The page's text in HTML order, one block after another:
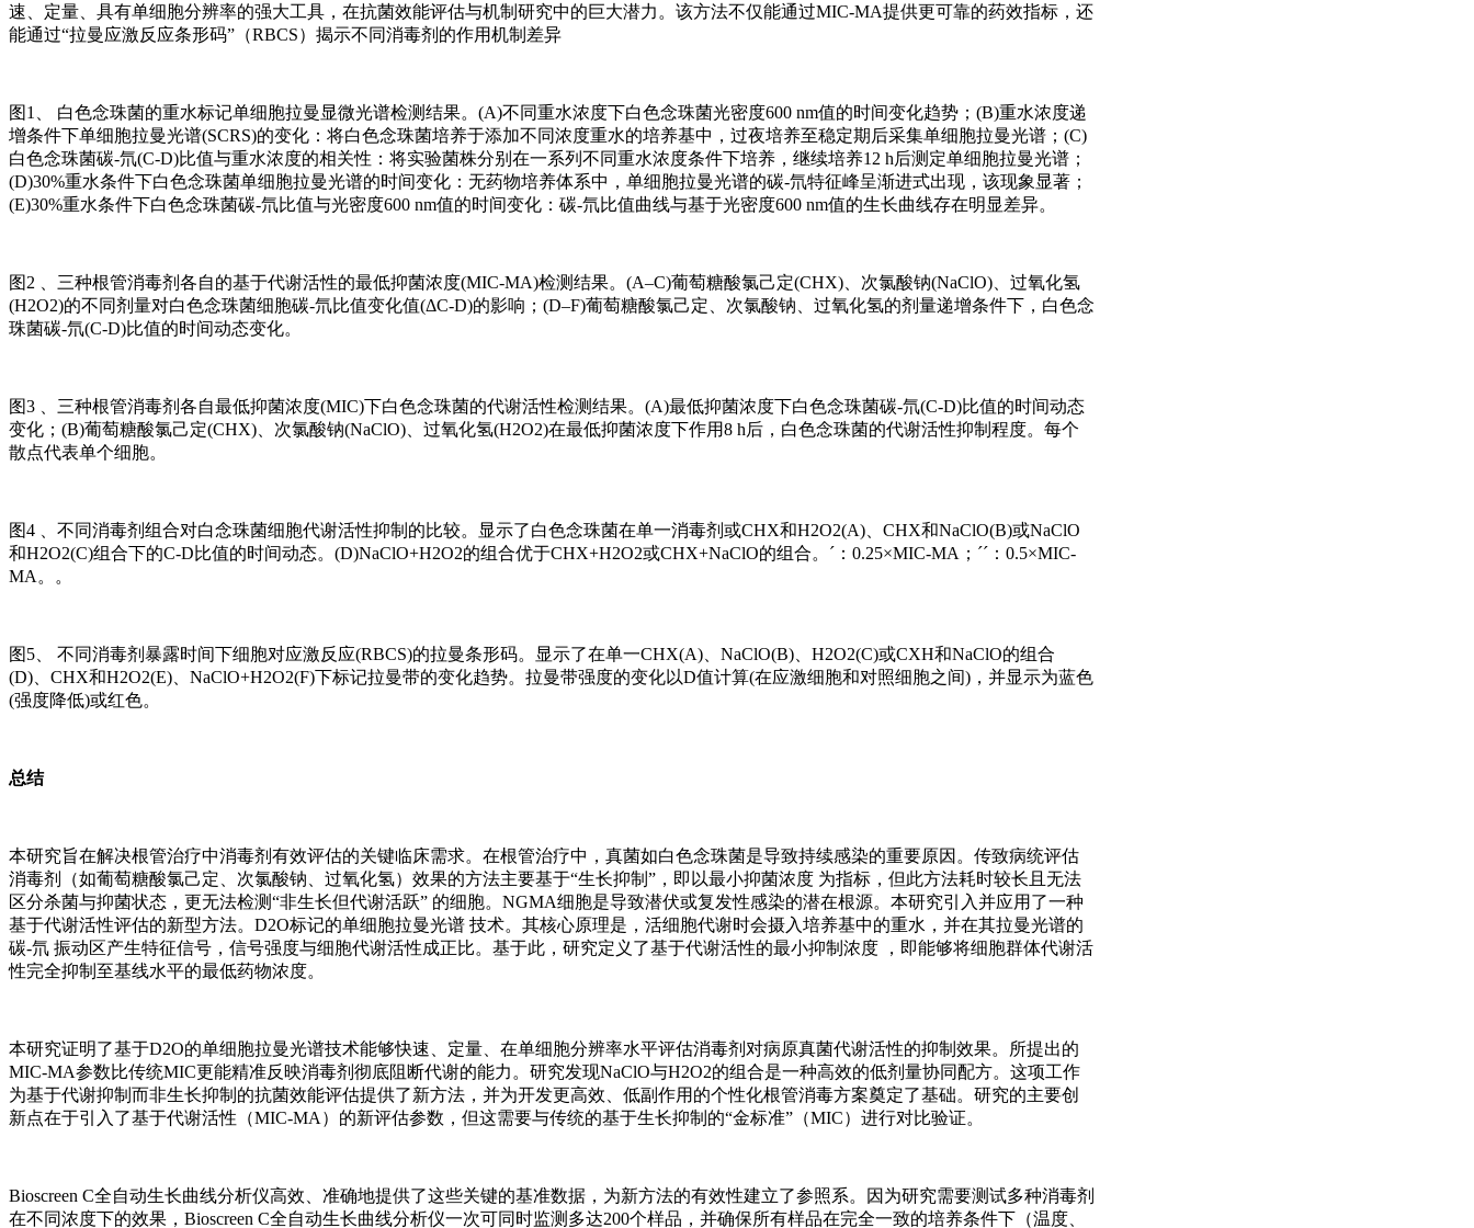
速、定量、具有单细胞分辨率的强大工具，在抗菌效能评估与机制研究中的巨大潜力。该方法不仅能通过MIC-MA提供更可靠的药效指标，还
能通过“拉曼应激反应条形码”（RBCS）揭示不同消毒剂的作用机制差异
图1、 白色念珠菌的重水标记单细胞拉曼显微光谱检测结果。(A)不同重水浓度下白色念珠菌光密度600 nm值的时间变化趋势；(B)重水浓度递
增条件下单细胞拉曼光谱(SCRS)的变化：将白色念珠菌培养于添加不同浓度重水的培养基中，过夜培养至稳定期后采集单细胞拉曼光谱；(C)
白色念珠菌碳-氘(C-D)比值与重水浓度的相关性：将实验菌株分别在一系列不同重水浓度条件下培养，继续培养12 h后测定单细胞拉曼光谱；
(D)30%重水条件下白色念珠菌单细胞拉曼光谱的时间变化：无药物培养体系中，单细胞拉曼光谱的碳-氘特征峰呈渐进式出现，该现象显著；
(E)30%重水条件下白色念珠菌碳-氘比值与光密度600 nm值的时间变化：碳-氘比值曲线与基于光密度600 nm值的生长曲线存在明显差异。
图2 、三种根管消毒剂各自的基于代谢活性的最低抑菌浓度(MIC-MA)检测结果。(A–C)葡萄糖酸氯己定(CHX)、次氯酸钠(NaClO)、过氧化氢
(H2O2)的不同剂量对白色念珠菌细胞碳-氘比值变化值(ΔC-D)的影响；(D–F)葡萄糖酸氯己定、次氯酸钠、过氧化氢的剂量递增条件下，白色念
珠菌碳-氘(C-D)比值的时间动态变化。
图3 、三种根管消毒剂各自最低抑菌浓度(MIC)下白色念珠菌的代谢活性检测结果。(A)最低抑菌浓度下白色念珠菌碳-氘(C-D)比值的时间动态
变化；(B)葡萄糖酸氯己定(CHX)、次氯酸钠(NaClO)、过氧化氢(H2O2)在最低抑菌浓度下作用8 h后，白色念珠菌的代谢活性抑制程度。每个
散点代表单个细胞。
图4 、不同消毒剂组合对白念珠菌细胞代谢活性抑制的比较。显示了白色念珠菌在单一消毒剂或CHX和H2O2(A)、CHX和NaClO(B)或NaClO
和H2O2(C)组合下的C-D比值的时间动态。(D)NaClO+H2O2的组合优于CHX+H2O2或CHX+NaClO的组合。´：0.25×MIC-MA；´´：0.5×MIC-
MA。。
图5、 不同消毒剂暴露时间下细胞对应激反应(RBCS)的拉曼条形码。显示了在单一CHX(A)、NaClO(B)、H2O2(C)或CXH和NaClO的组合
(D)、CHX和H2O2(E)、NaClO+H2O2(F)下标记拉曼带的变化趋势。拉曼带强度的变化以D值计算(在应激细胞和对照细胞之间)，并显示为蓝色
(强度降低)或红色。
总结
本研究旨在解决根管治疗中消毒剂有效评估的关键临床需求。在根管治疗中，真菌如白色念珠菌是导致持续感染的重要原因。传致病统评估
消毒剂（如葡萄糖酸氯己定、次氯酸钠、过氧化氢）效果的方法主要基于“生长抑制”，即以最小抑菌浓度 为指标，但此方法耗时较长且无法
区分杀菌与抑菌状态，更无法检测“非生长但代谢活跃” 的细胞。NGMA细胞是导致潜伏或复发性感染的潜在根源。本研究引入并应用了一种
基于代谢活性评估的新型方法。D2O标记的单细胞拉曼光谱 技术。其核心原理是，活细胞代谢时会摄入培养基中的重水，并在其拉曼光谱的
碳-氘 振动区产生特征信号，信号强度与细胞代谢活性成正比。基于此，研究定义了基于代谢活性的最小抑制浓度 ，即能够将细胞群体代谢活
性完全抑制至基线水平的最低药物浓度。
本研究证明了基于D2O的单细胞拉曼光谱技术能够快速、定量、在单细胞分辨率水平评估消毒剂对病原真菌代谢活性的抑制效果。所提出的
MIC-MA参数比传统MIC更能精准反映消毒剂彻底阻断代谢的能力。研究发现NaClO与H2O2的组合是一种高效的低剂量协同配方。这项工作
为基于代谢抑制而非生长抑制的抗菌效能评估提供了新方法，并为开发更高效、低副作用的个性化根管消毒方案奠定了基础。研究的主要创
新点在于引入了基于代谢活性（MIC-MA）的新评估参数，但这需要与传统的基于生长抑制的“金标准”（MIC）进行对比验证。
Bioscreen C全自动生长曲线分析仪高效、准确地提供了这些关键的基准数据，为新方法的有效性建立了参照系。因为研究需要测试多种消毒剂
在不同浓度下的效果，Bioscreen C全自动生长曲线分析仪一次可同时监测多达200个样品，并确保所有样品在完全一致的培养条件下（温度、